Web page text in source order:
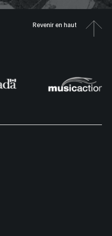
Revenir en haut